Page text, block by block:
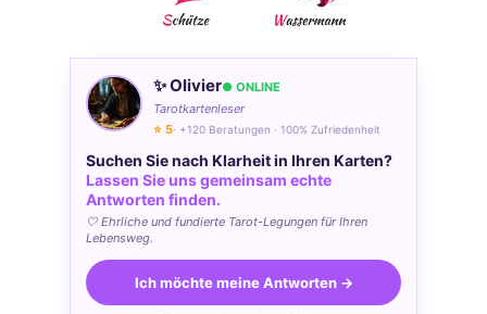
✨ Olivier● ONLINE
Tarotkartenleser
⭐ 5· +120 Beratungen · 100% Zufriedenheit
Suchen Sie nach Klarheit in Ihren Karten?
Lassen Sie uns gemeinsam echte
Antworten finden.
🤍 Ehrliche und fundierte Tarot-Legungen für Ihren
Lebensweg.
Ich möchte meine Antworten →